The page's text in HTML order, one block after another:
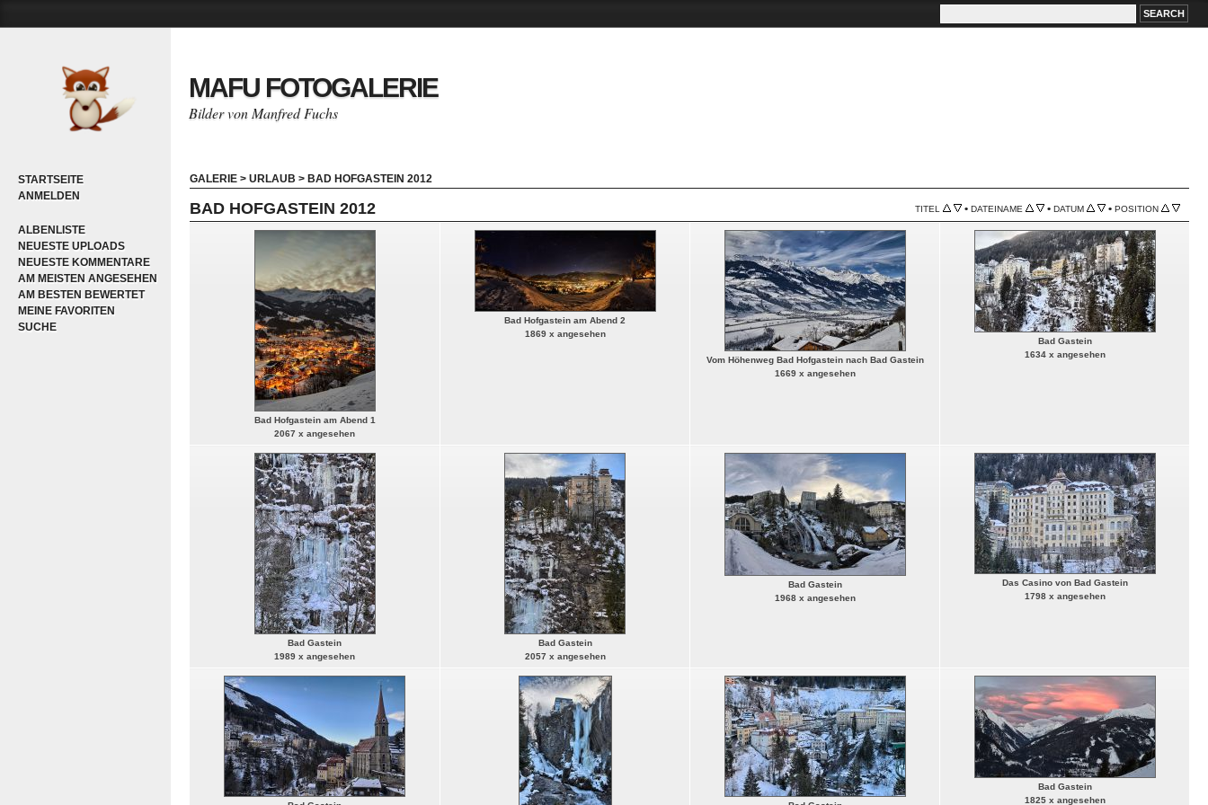
STARTSEITE
ANMELDEN
ALBENLISTE
NEUESTE UPLOADS
NEUESTE KOMMENTARE
AM MEISTEN ANGESEHEN
AM BESTEN BEWERTET
MEINE FAVORITEN
SUCHE
MAFU FOTOGALERIE
Bilder von Manfred Fuchs
GALERIE > URLAUB > BAD HOFGASTEIN 2012
BAD HOFGASTEIN 2012 TITEL • DATEINAME • DATUM • POSITION
Bad Hofgastein am Abend 1
2067 x angesehen
Bad Hofgastein am Abend 2
1869 x angesehen
Vom Höhenweg Bad Hofgastein nach Bad Gastein
1669 x angesehen
Bad Gastein
1634 x angesehen
Bad Gastein
1989 x angesehen
Bad Gastein
2057 x angesehen
Bad Gastein
1968 x angesehen
Das Casino von Bad Gastein
1798 x angesehen
Bad Gastein
1825 x angesehen